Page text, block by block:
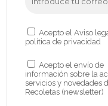
Acepto el Aviso legal
política de privacidad
Acepto el envío de
información sobre la
servicios y novedades
Recoletas (newsletter)